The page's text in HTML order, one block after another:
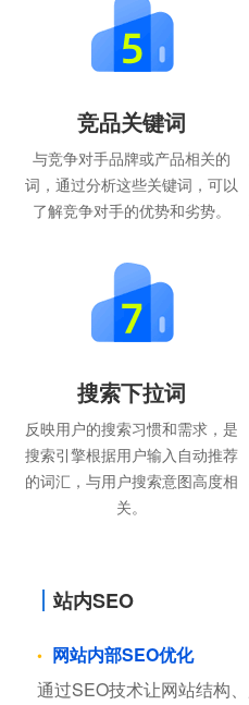
竞品关键词
与竞争对手品牌或产品相关的
词，通过分析这些关键词，可以
了解竞争对手的优势和劣势。
搜索下拉词
反映用户的搜索习惯和需求，是
搜索引擎根据用户输入自动推荐
的词汇，与用户搜索意图高度相
关。
站内SEO
网站内部SEO优化
通过SEO技术让网站结构